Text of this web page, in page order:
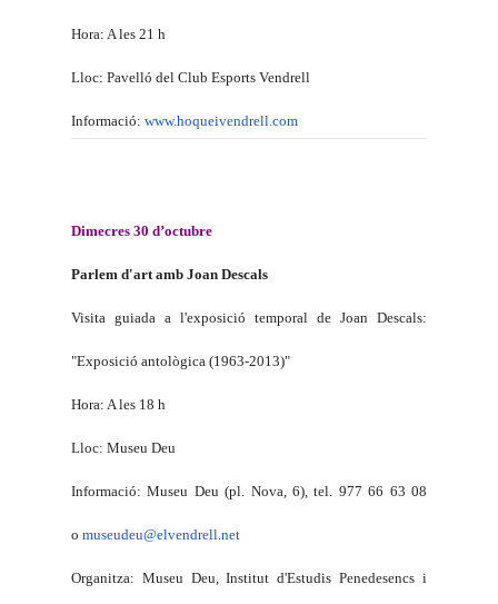
Hora: A les 21 h
Lloc: Pavelló del Club Esports Vendrell
Informació: www.hoqueivendrell.com
Dimecres 30 d’octubre
Parlem d'art amb Joan Descals
Visita guiada a l'exposició temporal de Joan Descals:
"Exposició antològica (1963-2013)"
Hora: A les 18 h
Lloc: Museu Deu
Informació: Museu Deu (pl. Nova, 6), tel. 977 66 63 08
o museudeu@elvendrell.net
Organitza: Museu Deu, Institut d'Estudis Penedesencs i